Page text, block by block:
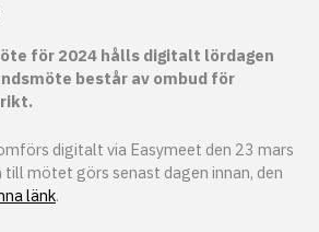
för 2024 hålls digitalt lördagen
består av ombud för
digitalt via Easymeet den 23 mars
till mötet görs senast dagen innan, den
länk.